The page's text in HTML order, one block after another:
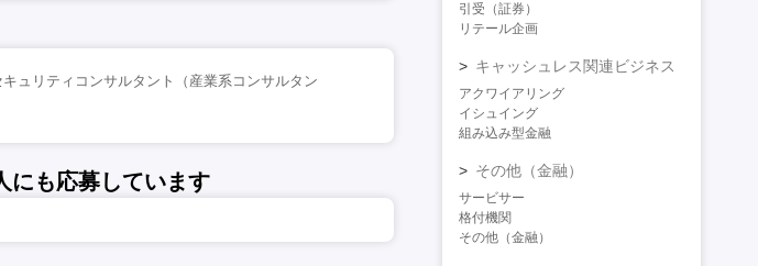
ュリティコンサルタント（産業系コンサルタン
にも応募しています
引受（証券）
リテール企画
キャッシュレス関連ビジネス
アクワイアリング
イシュイング
組み込み型金融
その他（金融）
サービサー
格付機関
その他（金融）